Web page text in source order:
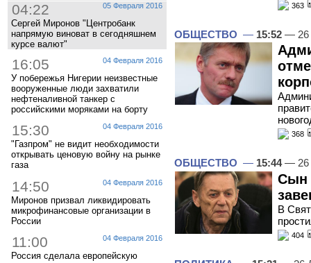
05 Февраля 2016
04:22
Сергей Миронов "Центробанк
напрямую виноват в сегодняшнем
курсе валют"
04 Февраля 2016
16:05
У побережья Нигерии неизвестные
вооруженные люди захватили
нефтеналивной танкер с
российскими моряками на борту
04 Февраля 2016
15:30
"Газпром" не видит необходимости
открывать ценовую войну на рынке
газа
04 Февраля 2016
14:50
Миронов призвал ликвидировать
микрофинансовые организации в
России
04 Февраля 2016
11:00
Россия сделала европейскую
363
ОБЩЕСТВО — 15:52 — 26
368
ОБЩЕСТВО — 15:44— 26
Сын
В
404